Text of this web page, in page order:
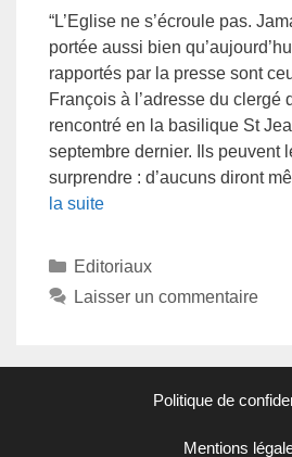
“L’Eglise ne s’écroule pas.
portée aussi bien
rapportés par la presse sont
François à l’adresse du clergé
rencontré en la basilique St
septembre dernier. Ils peuvent
surprendre : d’aucuns diront
la suite
Editoriaux
Laisser un commentaire
Politique de
Mentions